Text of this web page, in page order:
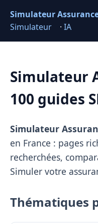
Simulateur
Simulateur
· IA
Simulateur
100 guides
Simulateur
en France : pages
recherchées,
Simuler votre
Thématiques